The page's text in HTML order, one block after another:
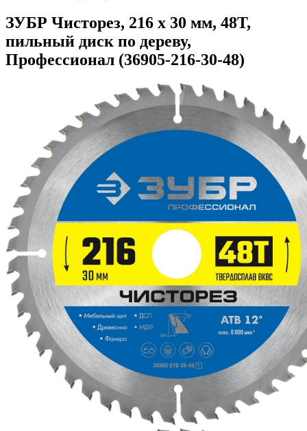
ЗУБР Чисторез, 216 x 30 мм, 48Т,
пильный диск по дереву,
Профессионал (36905-216-30-48)